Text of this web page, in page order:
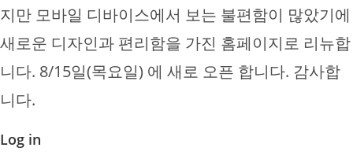
지만 모바일 디바이스에서 보는 불편함이 많았기에
새로운 디자인과 편리함을 가진 홈페이지로 리뉴합
니다. 8/15일(목요일) 에 새로 오픈 합니다. 감사합
니다.
Log in